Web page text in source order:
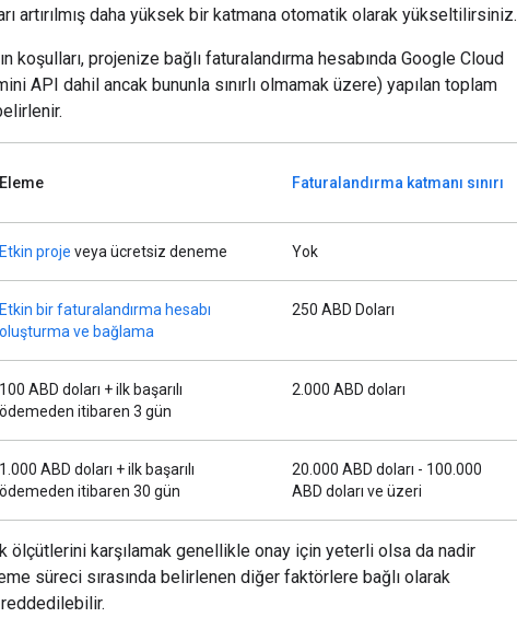
artırılmış daha yüksek bir katmana otomatik olarak yükseltilirsiniz.
koşulları, projenize bağlı faturalandırma hesabında Google Cloud
API dahil ancak bununla sınırlı olmamak üzere) yapılan toplam
Eleme Faturalandırma katmanı sınırı
Etkin proje veya ücretsiz deneme Yok
Etkin bir faturalandırma hesabı
oluşturma ve bağlama
250 ABD Doları
100 ABD doları + ilk başarılı
ödemeden itibaren 3 gün
2.000 ABD doları
1.000 ABD doları + ilk başarılı
ödemeden itibaren 30 gün
20.000 ABD doları - 100.000
ABD doları ve üzeri
ölçütlerini karşılamak genellikle onay için yeterli olsa da nadir
süreci sırasında belirlenen diğer faktörlere bağlı olarak